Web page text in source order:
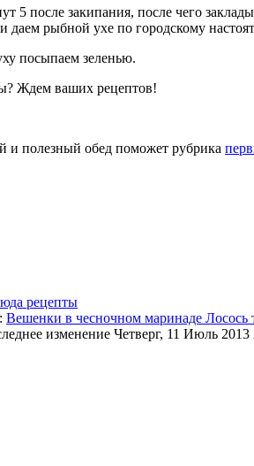
5 после закипания, после чего
рыбной ухе по городскому
посыпаем зеленью.
Ждем ваших рецептов!
и полезный обед поможет рубрика
рецепты
Вешенки в чесночном маринаде Лосось
изменение Четверг, 11 Июль 2013